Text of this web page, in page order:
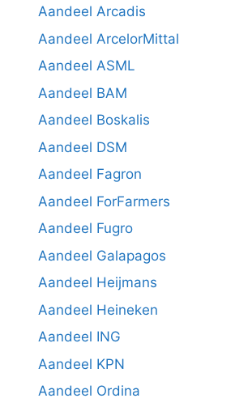
Aandeel Arcadis
Aandeel ArcelorMittal
Aandeel ASML
Aandeel BAM
Aandeel Boskalis
Aandeel DSM
Aandeel Fagron
Aandeel ForFarmers
Aandeel Fugro
Aandeel Galapagos
Aandeel Heijmans
Aandeel Heineken
Aandeel ING
Aandeel KPN
Aandeel Ordina